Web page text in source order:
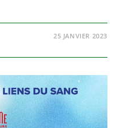
25 JANVIER 2023